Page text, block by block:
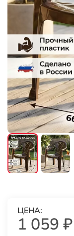
ЦЕНА:
1 059 ₽